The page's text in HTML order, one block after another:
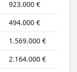
923.000 €
494.000 €
1.569.000 €
2.164.000 €